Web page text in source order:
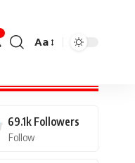
Aa
69.1k Followers
Follow